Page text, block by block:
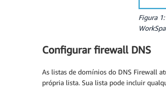
Figura
Configurar firewall DNS
As listas de domínios do DNS Firewall
própria lista. Sua lista pode incluir